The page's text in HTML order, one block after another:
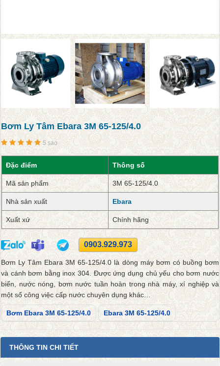
Bơm Ly Tâm Ebara 3M 65-125/4.0
5 sao
Đặc điểm Thông số
Mã sản phẩm 3M 65-125/4.0
Nhà sản xuất Ebara
Xuất xứ Chính hãng
0903.929.973
Bơm Ly Tâm Ebara 3M 65-125/4.0 là dòng máy bơm có buồng bơm
và cánh bơm bằng inox 304. Được ứng dụng chủ yếu cho bơm nước
biển, nước nóng, bơm nước tuần hoàn trong nhà máy, xí nghiệp và
một số công việc cấp nước chuyên dụng khác…
Bơm Ebara 3M 65-125/4.0 Ebara 3M 65-125/4.0
THÔNG TIN CHI TIẾT